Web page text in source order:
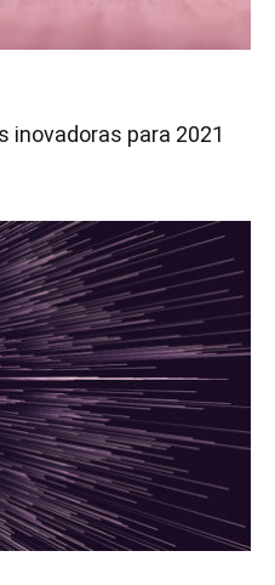
inovadoras para 2021